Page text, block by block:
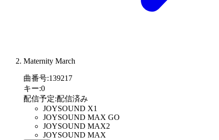
Maternity March
曲番号:139217
キー:0
配信予定:配信済み
JOYSOUND X1
JOYSOUND MAX GO
JOYSOUND MAX2
JOYSOUND MAX